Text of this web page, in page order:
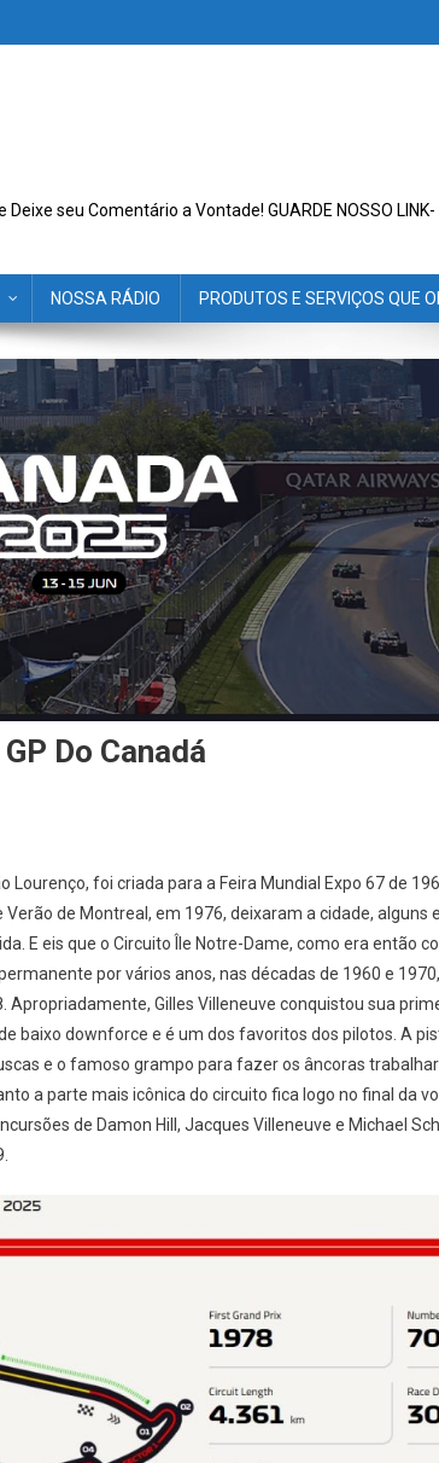
seu Comentário a Vontade! GUARDE NOSSO
NOSSA RÁDIO PRODUTOS E SERVIÇOS QUE
Do Canadá
GP
Lourenço, foi criada para a Feira Mundial Expo 67 de
de Montreal, em 1976, deixaram a cidade, alguns
E eis que o Circuito Île Notre-Dame, como era então
por vários anos, nas décadas de 1960 e
Apropriadamente, Gilles Villeneuve conquistou sua
baixo downforce e é um dos favoritos dos pilotos. A
e o famoso grampo para fazer os âncoras
a parte mais icônica do circuito fica logo no final da
de Damon Hill, Jacques Villeneuve e Michael